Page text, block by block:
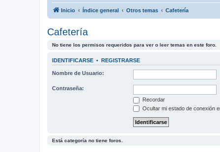
Inicio Índice general Otros temas Cafetería
Cafetería
No tiene los permisos requeridos para ver o leer temas en este foro.
IDENTIFICARSE • REGISTRARSE
Nombre de Usuario:
Contraseña:
Recordar
Ocultar mi estado de conexión
Está categoría no tiene foros.